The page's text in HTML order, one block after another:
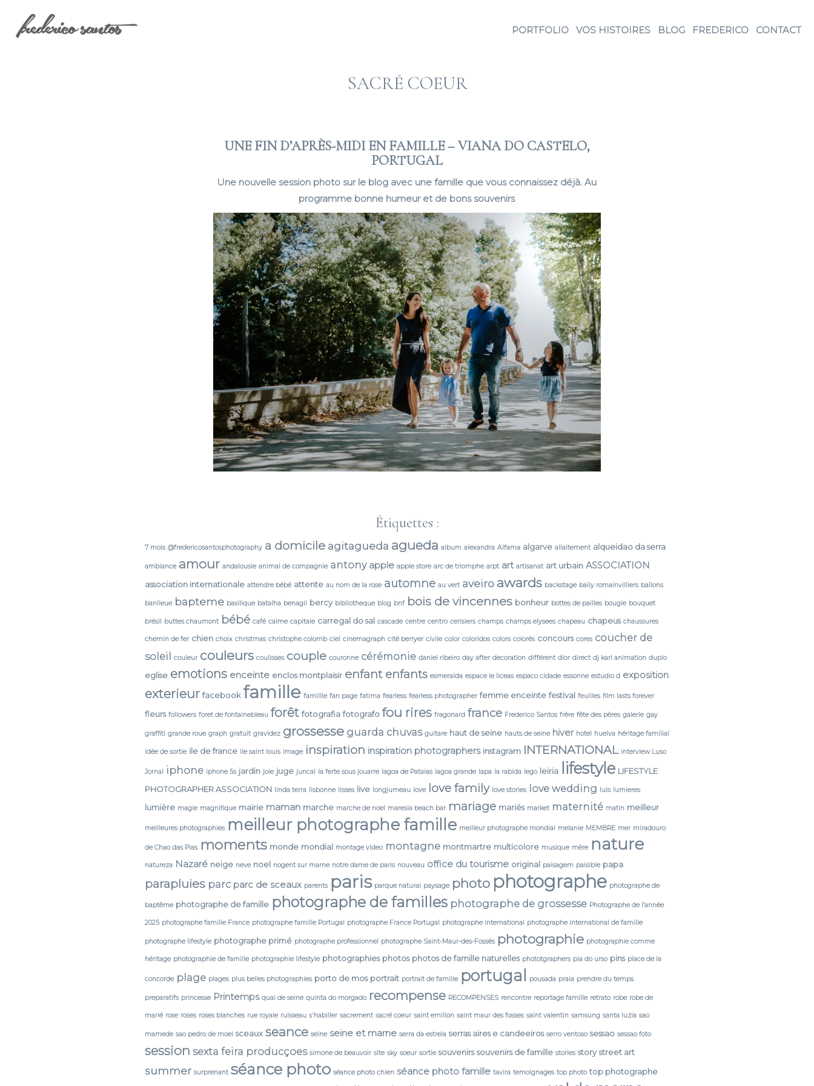
PORTFOLIO VOS HISTOIRES BLOG FREDERICO CONTACT
SACRÉ COEUR
UNE FIN D’APRÈS-MIDI EN FAMILLE – VIANA DO CASTELO,
PORTUGAL
Une nouvelle session photo sur le blog avec une famille que vous connaissez déjà. Au
programme bonne humeur et de bons souvenirs
Étiquettes :
7 mois @fredericosantosphotography a domicile agitagueda agueda album alexandra Alfama algarve allaitement alqueidao da serra
ambiance amour andalousie animal de compagnie antony apple apple store arc de triomphe arpt art artisanat art urbain ASSOCIATION
association internationale attendre bébé attente au nom de la rose automne au vert aveiro awards backstage baily romainvilliers ballons
banlieue bapteme basilique batalha benagil bercy bibliotheque blog bnf bois de vincennes bonheur bottes de pailles bougie bouquet
brésil buttes chaumont bébé café calme capitale carregal do sal cascade centre centro cerisiers champs champs elysees chapeau chapeus chaussures
chemin de fer chien choix christmas christophe colomb ciel cinemagraph cité berryer civile color coloridos colors colorés concours cores coucher de
soleil couleur couleurs coulisses couple couronne cérémonie daniel ribeiro day after decoration différent dior direct dj karl animation duplo
eglise emotions enceinte enclos montplaisir enfant enfants esmeralda espace le liceas espaco cidade essonne estudio d exposition
exterieur facebook famille famillle fan page fatima fearless fearless photographer femme enceinte festival feuilles film lasts forever
fleurs followers foret de fontainebleau forêt fotografia fotografo fou rires fragonard france Frederico Santos frère fête des pères galerie gay
graffiti grande roue graph gratuit gravidez grossesse guarda chuvas guitare haut de seine hauts de seine hiver hotel huelva héritage familial
idée de sortie ile de france ile saint louis image inspiration inspiration photographers instagram INTERNATIONAL interview Luso
Jornal iphone iphone 5s jardin joie juge juncal la ferte sous jouarre lagoa de Pataias lagoa grande lapa la rabida lego leiria lifestyle LIFESTYLE
PHOTOGRAPHER ASSOCIATION linda terra lisbonne lisses live longjumeau love love family love stories love wedding luis lumieres
lumière magie magnifique mairie maman marche marche de noel maresia beach bar mariage mariés market maternité matin meilleur
meilleures photographies meilleur photographe famille meilleur photographe mondial melanie MEMBRE mer miradouro
de Chao das Pias moments monde mondial montage video montagne montmartre multicolore musique mère nature
natureza Nazaré neige neve noel nogent sur marne notre dame de paris nouveau office du tourisme original paisagem paisible papa
parapluies parc parc de sceaux parents paris parque natural paysage photo photographe photographe de
baptême photographe de famille photographe de familles photographe de grossesse Photographe de l’année
2025 photographe famille France photographe famille Portugal photographe France Portugal photographe international photographe international de famille
photographe lifestyle photographe primé photographe professionnel photographe Saint-Maur-des-Fossés photographie photographie comme
héritage photographie de famille photographie lifestyle photographies photos photos de famille naturelles phototgraphers pia do urso pins place de la
concorde plage plages plus belles photographies porto de mos portrait portrait de famille portugal pousada praia prendre du temps
preparatifs princesse Printemps quai de seine quinta do morgado recompense RECOMPENSES rencontre reportage famille retrato robe robe de
marié rose roses roses blanches rue royale ruisseau s'habiller sacrement sacré coeur saint emilion saint maur des fosses saint valentin samsung santa luzia sao
mamede sao pedro de moel sceaux seance seine seine et marne serra da estrela serras aires e candeeiros serro ventoso sessao sessao foto
session sexta feira producçoes simone de beauvoir site sky soeur sortie souvenirs souvenirs de famille stories story street art
summer surprenant séance photo séance photo chien séance photo famille tavira temoignages top photo top photographe